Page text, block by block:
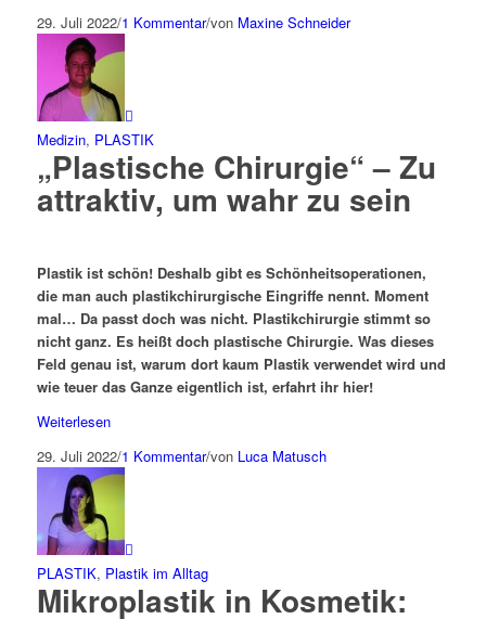
29. Juli 2022/1 Kommentar/von Maxine Schneider
Medizin, PLASTIK
„Plastische Chirurgie“ ­– Zu
attraktiv, um wahr zu sein
Plastik ist schön! Deshalb gibt es Schönheitsoperationen,
die man auch plastikchirurgische Eingriffe nennt. Moment
mal… Da passt doch was nicht. Plastikchirurgie stimmt so
nicht ganz. Es heißt doch plastische Chirurgie. Was dieses
Feld genau ist, warum dort kaum Plastik verwendet wird und
wie teuer das Ganze eigentlich ist, erfahrt ihr hier!
Weiterlesen
29. Juli 2022/1 Kommentar/von Luca Matusch
PLASTIK, Plastik im Alltag
Mikroplastik in Kosmetik: